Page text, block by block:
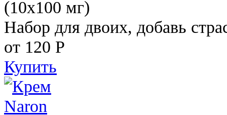
(10х100 мг)
Набор для двоих, добавь
от 120 Р
Купить